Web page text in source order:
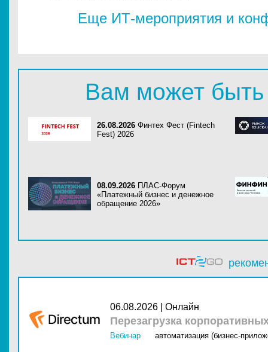
Еще ИТ-мероприятия и
Вам может быть
26.08.2026 Финтех Фест (Fintech
Fest) 2026
08.09.2026 ПЛАС-Форум
«Платежный бизнес и денежное
обращение 2026»
06.08.2026 | Онлайн
Перезагрузка
Вебинар автоматизация (бизнес-